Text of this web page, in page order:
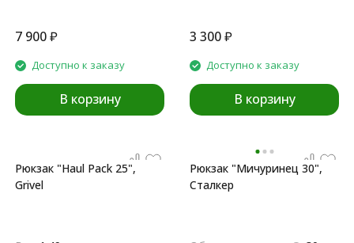
7 900₽
Доступно к заказу
В корзину
3 300₽
Доступно к заказу
В корзину
Рюкзак "Haul Pack 25",
Grivel
Рюкзак "Мичуринец 30",
Сталкер